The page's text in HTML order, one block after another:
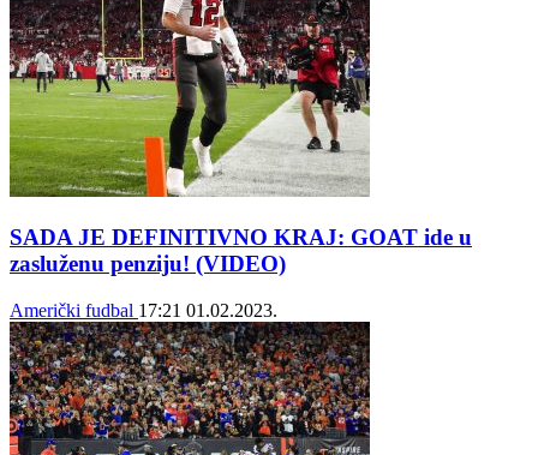
SADA JE DEFINITIVNO KRAJ: GOAT ide u
zasluženu penziju! (VIDEO)
Američki fudbal 17:21 01.02.2023.